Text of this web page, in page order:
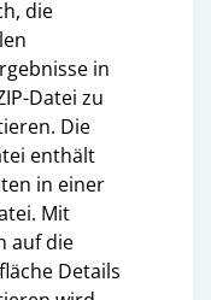
die
in
Datei zu
Die
enthält
in einer
Mit
auf die
Details